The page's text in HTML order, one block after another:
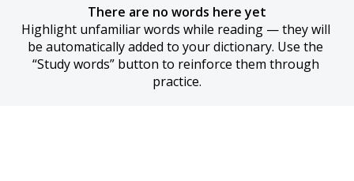
There are no words here yet
Highlight unfamiliar words while reading — they will
be automatically added to your dictionary. Use the
“Study words” button to reinforce them through
practice.